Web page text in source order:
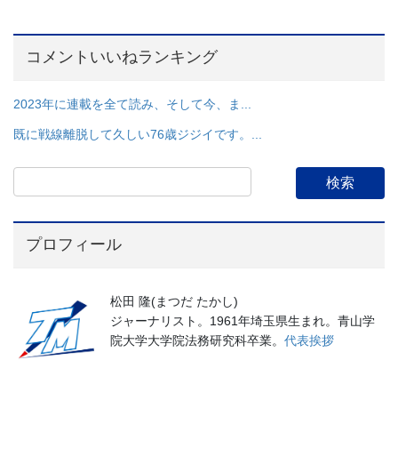
コメントいいねランキング
2023年に連載を全て読み、そして今、ま...
既に戦線離脱して久しい76歳ジジイです。...
プロフィール
松田 隆(まつだ たかし)
ジャーナリスト。1961年埼玉県生まれ。青山学
院大学大学院法務研究科卒業。 代表挨拶